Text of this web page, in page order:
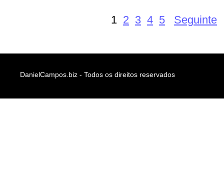
1 2 3 4 5 Seguinte
DanielCampos.biz - Todos os direitos reservados